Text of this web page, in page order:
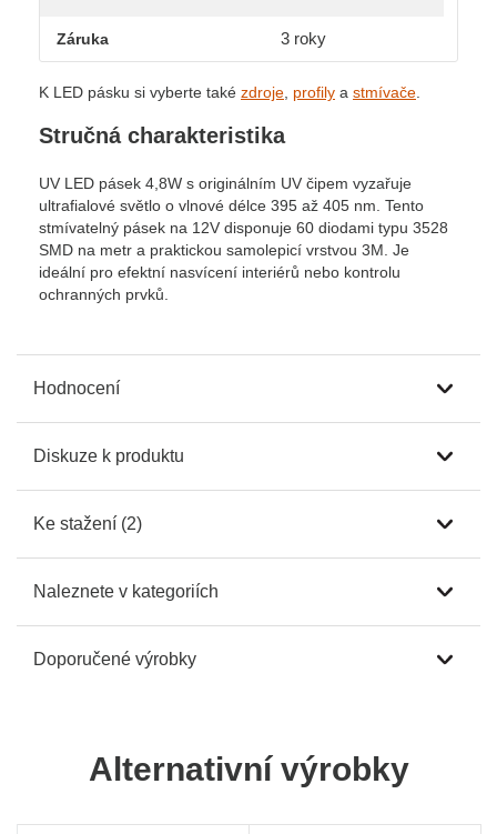
Záruka 3 roky
K LED pásku si vyberte také zdroje profily a stmívače
Stručná charakteristika
UV LED pásek 4,8W s originálním UV čipem vyzařuje
ultrafialové světlo o vlnové délce 395 až 405 nm. Tento
stmívatelný pásek na 12V disponuje 60 diodami typu 3528
SMD na metr a praktickou samolepicí vrstvou 3M. Je
ideální pro efektní nasvícení interiérů nebo kontrolu
ochranných prvků.
Hodnocení
Diskuze k produktu
Ke stažení (2)
Naleznete v kategoriích
Doporučené výrobky
Alternativní výrobky